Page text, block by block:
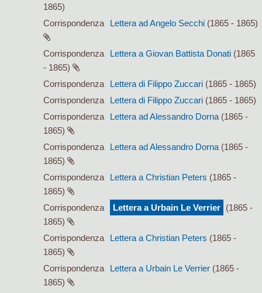
1865)
Corrispondenza
Lettera ad Angelo Secchi (1865 - 1865)
Corrispondenza Lettera a Giovan Battista Donati (1865
- 1865)
Corrispondenza
Lettera di Filippo Zuccari (1865 - 1865)
Corrispondenza
Lettera di Filippo Zuccari (1865 - 1865)
Corrispondenza
Lettera ad Alessandro Dorna (1865 -
1865)
Corrispondenza
Lettera ad Alessandro Dorna (1865 -
1865)
Corrispondenza
Lettera a Christian Peters (1865 -
1865)
Corrispondenza
Lettera a Urbain Le Verrier (1865 -
1865)
Corrispondenza
Lettera a Christian Peters (1865 -
1865)
Corrispondenza
Lettera a Urbain Le Verrier (1865 -
1865)